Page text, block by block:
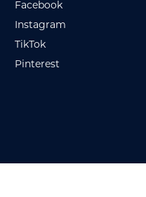
Facebook
Instagram
TikTok
Pinterest